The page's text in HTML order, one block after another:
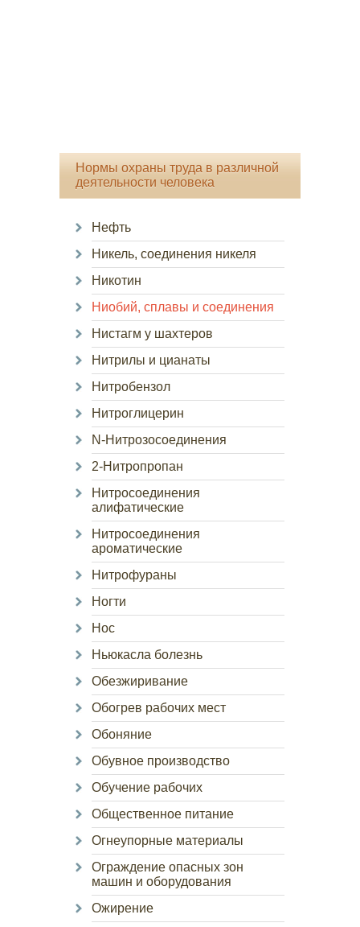
Нормы охраны труда в различной
деятельности человека
Нефть
Никель, соединения никеля
Никотин
Ниобий, сплавы и соединения
Нистагм у шахтеров
Нитрилы и цианаты
Нитробензол
Нитроглицерин
N-Нитрозосоединения
2-Нитропропан
Нитросоединения
алифатические
Нитросоединения
ароматические
Нитрофураны
Ногти
Нос
Ньюкасла болезнь
Обезжиривание
Обогрев рабочих мест
Обоняние
Обувное производство
Обучение рабочих
Общественное питание
Огнеупорные материалы
Ограждение опасных зон
машин и оборудования
Ожирение